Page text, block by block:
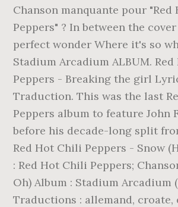
Chanson manquante pour
Peppers" ? In between the
perfect wonder Where it's so
Stadium Arcadium ALBUM.
Peppers - Breaking the girl
Traduction. This was the last
Peppers album to feature John
before his decade-long split
Red Hot Chili Peppers - Snow
: Red Hot Chili Peppers;
Oh) Album : Stadium Arcadium
Traductions : allemand, croate,